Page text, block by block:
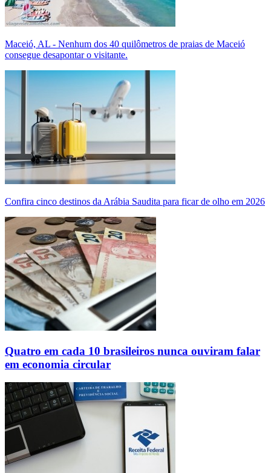
Maceió, AL - Nenhum dos 40 quilômetros de praias de Maceió
consegue desapontar o visitante.
Confira cinco destinos da Arábia Saudita para ficar de olho em 2026
Quatro em cada 10 brasileiros nunca ouviram falar
em economia circular